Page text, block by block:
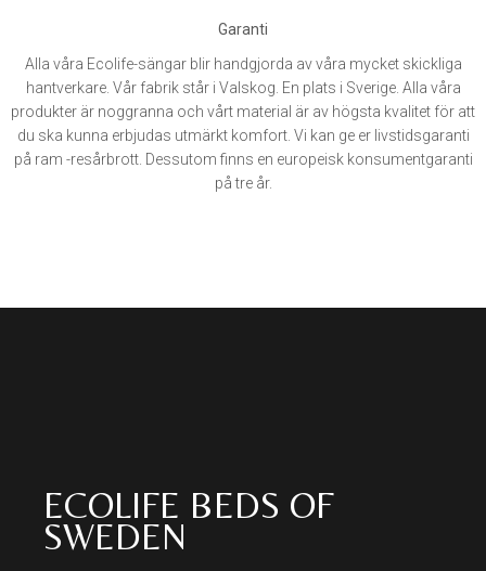
Garanti
Alla våra Ecolife-sängar blir handgjorda av våra mycket skickliga
hantverkare. Vår fabrik står i Valskog. En plats i Sverige. Alla våra
produkter är noggranna och vårt material är av högsta kvalitet för att
du ska kunna erbjudas utmärkt komfort. Vi kan ge er livstidsgaranti
på ram -resårbrott. Dessutom finns en europeisk konsumentgaranti
på tre år.
ECOLIFE BEDS OF
SWEDEN